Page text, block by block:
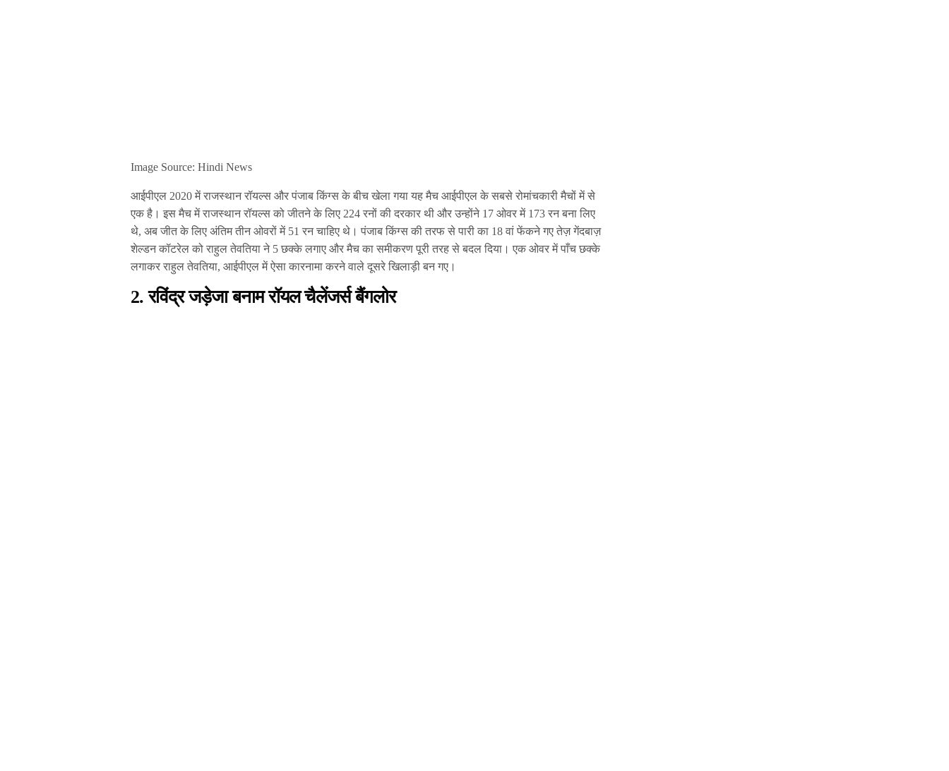
Image Source: Hindi News
आईपीएल 2020 में राजस्थान रॉयल्स और पंजाब किंग्स के बीच खेला गया यह मैच आईपीएल के सबसे रोमांचकारी मैचों में से
एक है। इस मैच में राजस्थान रॉयल्स को जीतने के लिए 224 रनों की दरकार थी और उन्होंने 17 ओवर में 173 रन बना लिए
थे, अब जीत के लिए अंतिम तीन ओवरों में 51 रन चाहिए थे। पंजाब किंग्स की तरफ से पारी का 18 वां फेंकने गए तेज़ गेंदबाज़
शेल्डन कॉटरेल को राहुल तेवतिया ने 5 छक्के लगाए और मैच का समीकरण पूरी तरह से बदल दिया। एक ओवर में पाँच छक्के
लगाकर राहुल तेवतिया, आईपीएल में ऐसा कारनामा करने वाले दूसरे खिलाड़ी बन गए।
2. रविंद्र जड़ेजा बनाम रॉयल चैलेंजर्स बैंगलोर